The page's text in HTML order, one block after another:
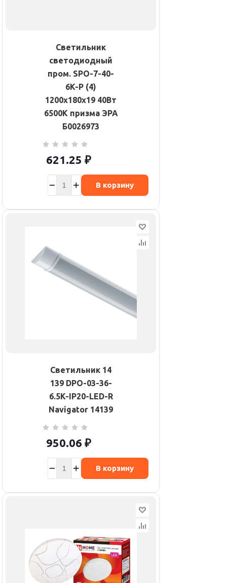
Светильник
светодиодный
пром. SPO-7-40-
6K-P (4)
1200х180х19 40Вт
6500К призма ЭРА
Б0026973
621.25 ₽
В корзину
Светильник 14
139 DPO-03-36-
6.5K-IP20-LED-R
Navigator 14139
950.06 ₽
В корзину